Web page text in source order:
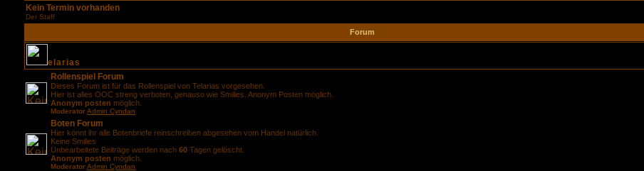
Kein Termin vorhanden
Der Staff
Forum
elarias
Rollenspiel Forum
Dieses Forum ist für das Rollenspiel von Telarias vorgesehen.
Hier ist alles OOC streng verboten, genauso wie Smilies. Anonym Posten möglich.
Anonym posten möglich.
ModeratorAdmin Cyndan
Boten Forum
Hier könnt ihr alle Botenbriefe reinschreiben abgesehen vom Handel natürlich.
Keine Smilies
Unbearbeitete Beiträge werden nach 60 Tagen gelöscht.
Anonym posten möglich.
ModeratorAdmin Cyndan